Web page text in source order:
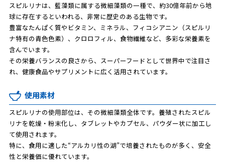
スピルリナは、藍藻類に属する微細藻類の一種で、約30億年前から地
球に存在するといわれる、非常に歴史のある生物です。
豊富なたんぱく質やビタミン、ミネラル、フィコシアニン（スピルリ
ナ特有の青色色素）、クロロフィル、食物繊維など、多彩な栄養素を
含んでいます。
その栄養バランスの良さから、スーパーフードとして世界中で注目さ
れ、健康食品やサプリメントに広く活用されています。
使用素材
スピルリナの使用部位は、その微細藻類全体です。養殖されたスピル
リナを乾燥・粉末化し、タブレットやカプセル、パウダー状に加工し
て使用されます。
特に、食用に適した“アルカリ性の湖”で培養されたものが多く、安全
性と栄養価に優れています。